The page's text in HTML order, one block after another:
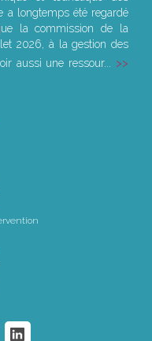
a longtemps été regardé
la commission de la
2026, à la gestion des
aussi une ressour...